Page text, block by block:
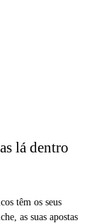
lá dentro
têm os seus
as suas apostas